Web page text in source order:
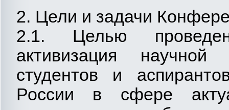
2. Цели и задачи
2.1. Целью
активизация научной
студентов и
России в сфере